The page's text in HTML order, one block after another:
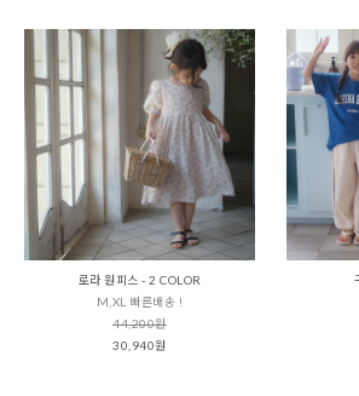
로라 원피스 - 2 COLOR
M,XL 빠른배송 !
44,200원
30,940원